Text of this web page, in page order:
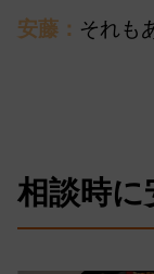
安藤： それも
相談時に